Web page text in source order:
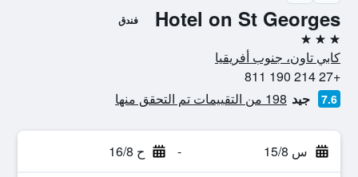
Hotel on St Georges فندق
3 نجوم
كابي تاون، جنوب أفريقيا
+27 214 190 811
7.6 جيد 198 من التقييمات تم التحقق منها
س 15/8 - ح 16/8